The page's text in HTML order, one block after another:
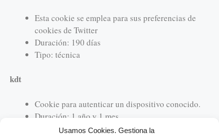
Usamos Cookies. Gestiona la
Esta cookie se emplea para sus preferencias de
cookies de Twitter
Duración: 190 días
Tipo: técnica
kdt
Cookie para autenticar un dispositivo conocido.
Duración: 1 año y 1 mes
Tipo: técnica, funcional